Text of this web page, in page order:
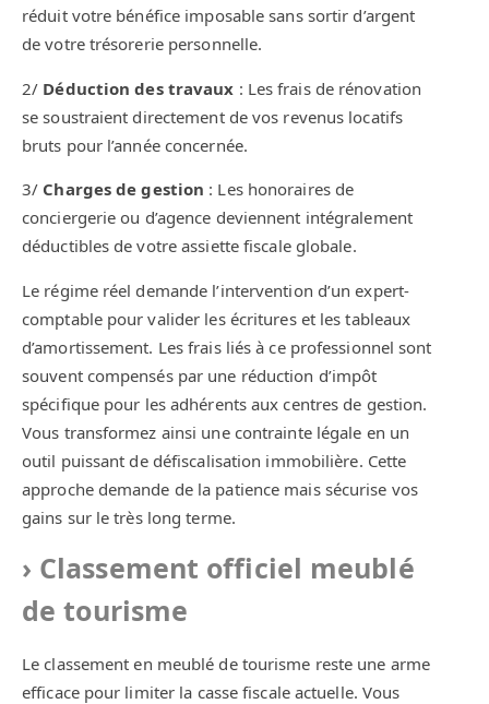
réduit votre bénéfice imposable sans sortir d’argent
de votre trésorerie personnelle.
2/ Déduction des travaux : Les frais de rénovation
se soustraient directement de vos revenus locatifs
bruts pour l’année concernée.
3/ Charges de gestion : Les honoraires de
conciergerie ou d’agence deviennent intégralement
déductibles de votre assiette fiscale globale.
Le régime réel demande l’intervention d’un expert-
comptable pour valider les écritures et les tableaux
d’amortissement. Les frais liés à ce professionnel sont
souvent compensés par une réduction d’impôt
spécifique pour les adhérents aux centres de gestion.
Vous transformez ainsi une contrainte légale en un
outil puissant de défiscalisation immobilière. Cette
approche demande de la patience mais sécurise vos
gains sur le très long terme.
Classement officiel meublé
de tourisme
Le classement en meublé de tourisme reste une arme
efficace pour limiter la casse fiscale actuelle. Vous